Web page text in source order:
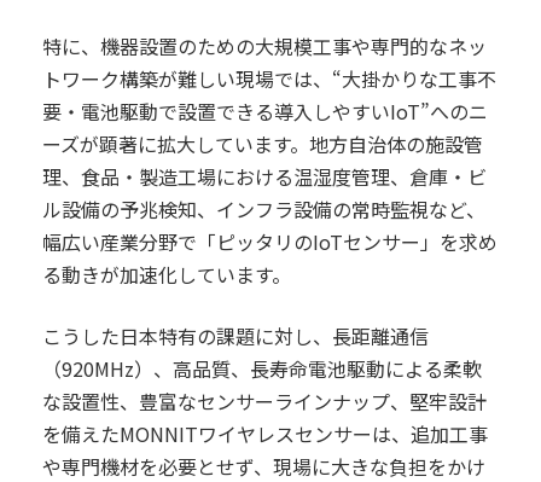
特に、機器設置のための大規模工事や専門的なネッ
トワーク構築が難しい現場では、“大掛かりな工事不
要・電池駆動で設置できる導入しやすいIoT”へのニ
ーズが顕著に拡大しています。地方自治体の施設管
理、食品・製造工場における温湿度管理、倉庫・ビ
ル設備の予兆検知、インフラ設備の常時監視など、
幅広い産業分野で「ピッタリのIoTセンサー」を求め
る動きが加速化しています。
こうした日本特有の課題に対し、長距離通信
（920MHz）、高品質、長寿命電池駆動による柔軟
な設置性、豊富なセンサーラインナップ、堅牢設計
を備えたMONNITワイヤレスセンサーは、追加工事
や専門機材を必要とせず、現場に大きな負担をかけ